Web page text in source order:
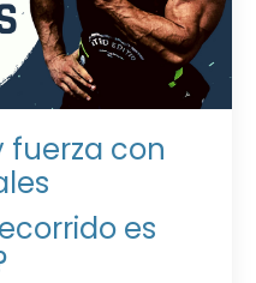
fuerza con
es